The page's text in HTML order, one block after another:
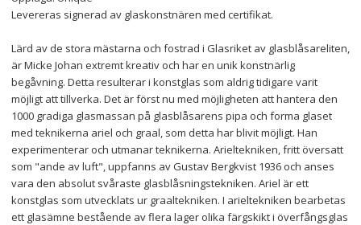
Levereras signerad av glaskonstnären med certifikat.
Lärd av de stora mästarna och fostrad i Glasriket av glasblåsareliten,
är Micke Johan extremt kreativ och har en unik konstnärlig
begåvning. Detta resulterar i konstglas som aldrig tidigare varit
möjligt att tillverka. Det är först nu med möjligheten att hantera den
1000 gradiga glasmassan på glasblåsarens pipa och forma glaset
med teknikerna ariel och graal, som detta har blivit möjligt. Han
experimenterar och utmanar teknikerna. Arieltekniken, fritt översatt
som "ande av luft", uppfanns av Gustav Bergkvist 1936 och anses
vara den absolut svåraste glasblåsningstekniken. Ariel är ett
konstglas som utvecklats ur graaltekniken. I arieltekniken bearbetas
ett glasämne bestående av flera lager olika färgskikt i överfångsglas